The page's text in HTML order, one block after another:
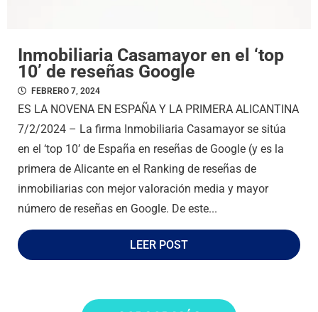
Inmobiliaria Casamayor en el ‘top
10’ de reseñas Google
FEBRERO 7, 2024
ES LA NOVENA EN ESPAÑA Y LA PRIMERA ALICANTINA
7/2/2024 – La firma Inmobiliaria Casamayor se sitúa
en el ‘top 10’ de España en reseñas de Google (y es la
primera de Alicante en el Ranking de reseñas de
inmobiliarias con mejor valoración media y mayor
número de reseñas en Google. De este...
LEER POST